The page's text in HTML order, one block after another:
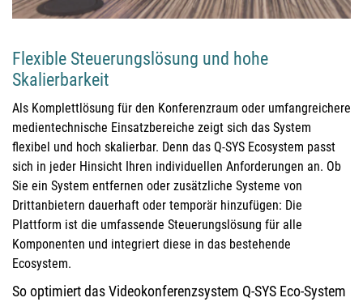
Flexible Steuerungslösung und hohe
Skalierbarkeit
Als Komplettlösung für den Konferenzraum oder umfangreichere
medientechnische Einsatzbereiche zeigt sich das System
flexibel und hoch skalierbar. Denn das Q-SYS Ecosystem passt
sich in jeder Hinsicht Ihren individuellen Anforderungen an. Ob
Sie ein System entfernen oder zusätzliche Systeme von
Drittanbietern dauerhaft oder temporär hinzufügen: Die
Plattform ist die umfassende Steuerungslösung für alle
Komponenten und integriert diese in das bestehende
Ecosystem.
So optimiert das Videokonferenzsystem Q-SYS Eco-System